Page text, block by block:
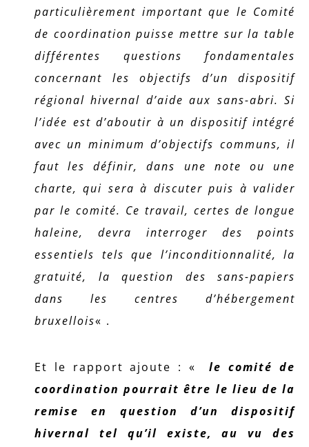
particulièrement important que le Comité
de coordination puisse mettre sur la table
différentes questions fondamentales
concernant les objectifs d’un dispositif
régional hivernal d’aide aux sans-abri. Si
l’idée est d’aboutir à un dispositif intégré
avec un minimum d’objectifs communs, il
faut les définir, dans une note ou une
charte, qui sera à discuter puis à valider
par le comité. Ce travail, certes de longue
haleine, devra interroger des points
essentiels tels que l’inconditionnalité, la
gratuité, la question des sans-papiers
dans les centres d’hébergement
bruxellois« .
Et le rapport ajoute : «
le comité de
coordination pourrait être le lieu de la
remise en question d’un dispositif
hivernal tel qu’il existe, au vu des